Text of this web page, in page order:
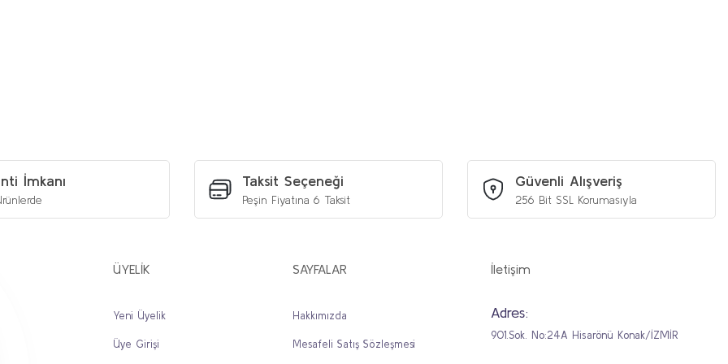
İmkanı Taksit Seçeneği
Peşin Fiyatına 6 Taksit
Güvenli Alışveriş
256 Bit SSL Korumasıyla
ÜYELİK
Yeni Üyelik
Üye Girişi
SAYFALAR
Hakkımızda
Mesafeli Satış Sözleşmesi
İletişim
Adres:
901.Sok. No:24A Hisarönü Konak/İZMİR